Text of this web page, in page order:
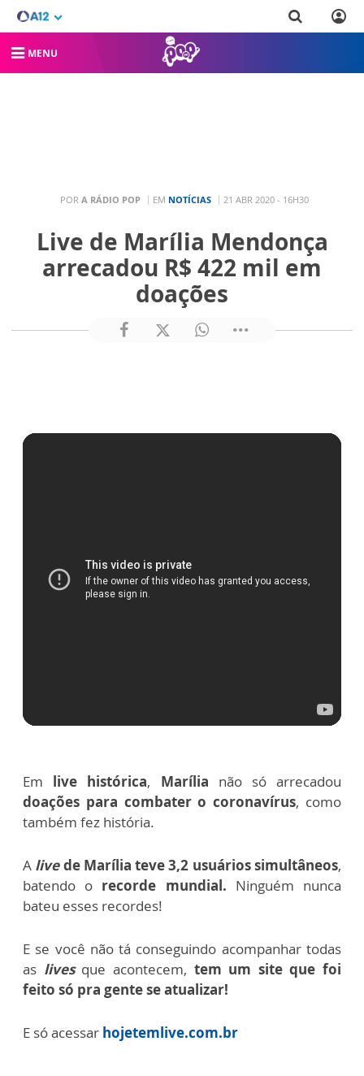
MENU
POR A RÁDIO POP EM NOTÍCIAS 21 ABR 2020 - 16H30
Live de Marília Mendonça
arrecadou R$ 422 mil em
doações
Em live histórica, Marília não só arrecadou
doações para combater o coronavírus, como
também fez história.
A livede Marília teve 3,2 usuários simultâneos,
batendo o recorde mundial. Ninguém nunca
bateu esses recordes!
E se você não tá conseguindo acompanhar todas
as livesque acontecem, tem um site que foi
feito só pra gente se atualizar!
E só acessar hojetemlive.com.br